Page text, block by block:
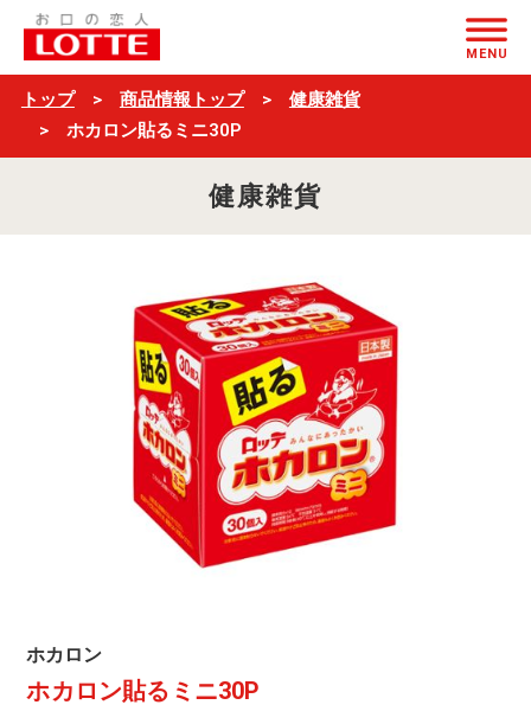
ホ
カ
ロ
貼
ミ
MENU
トップ 商品情報トップ
健康雑貨
ホカロン貼るミニ30P
健康雑貨
ホ
ロ
ホカロン
ホカロン貼るミニ30P